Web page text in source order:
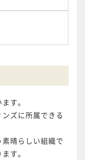
す。
ズに所属できる
晴らしい組織で
す。